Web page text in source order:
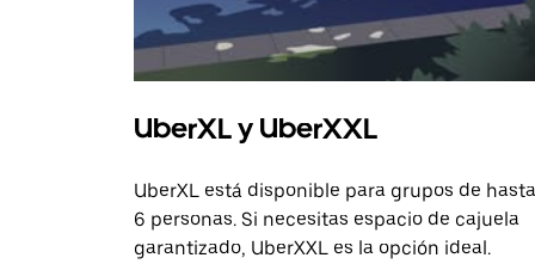
UberXL y UberXXL
UberXL está disponible para grupos de hasta
6 personas. Si necesitas espacio de cajuela
garantizado, UberXXL es la opción ideal.